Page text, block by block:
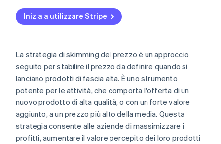
Definire il prezzo di lancio
Prepararsi al lancio
Seguire le prestazioni del prodotto
Inizia a utilizzare Stripe
La strategia di skimming del prezzo è un approccio
seguito per stabilire il prezzo da definire quando si
lanciano prodotti di fascia alta. È uno strumento
potente per le attività, che comporta l'offerta di un
nuovo prodotto di alta qualità, o con un forte valore
aggiunto, a un prezzo più alto della media. Questa
strategia consente alle aziende di massimizzare i
profitti, aumentare il valore percepito dei loro prodotti